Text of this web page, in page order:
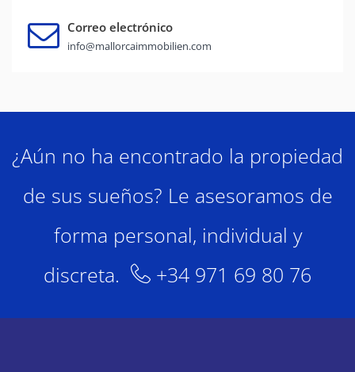
Correo electrónico
info@mallorcaimmobilien.com
¿Aún no ha encontrado la propiedad
de sus sueños? Le asesoramos de
forma personal, individual y
discreta.
+34 971 69 80 76